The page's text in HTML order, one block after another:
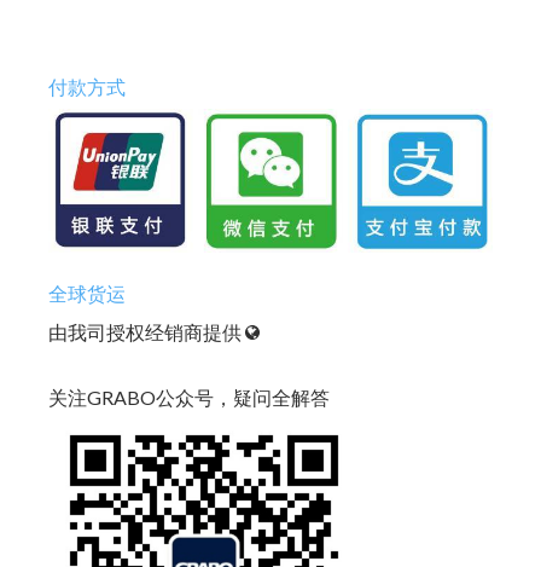
付款方式
全球货运
由我司授权经销商提供
关注GRABO公众号，疑问全解答